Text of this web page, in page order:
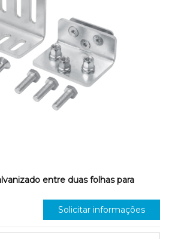
entre duas folhas para
Solicitar informações